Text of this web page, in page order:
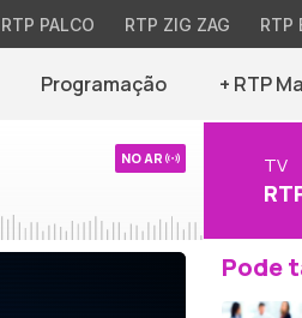
RTP PALCO RTP ZIG ZAG RTP
Programação + RTP
NO AR TV
Pode